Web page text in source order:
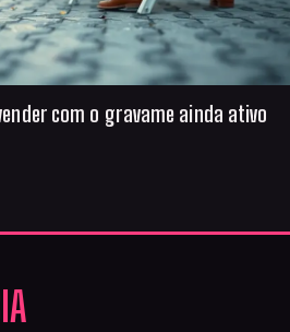
com o gravame ainda ativo